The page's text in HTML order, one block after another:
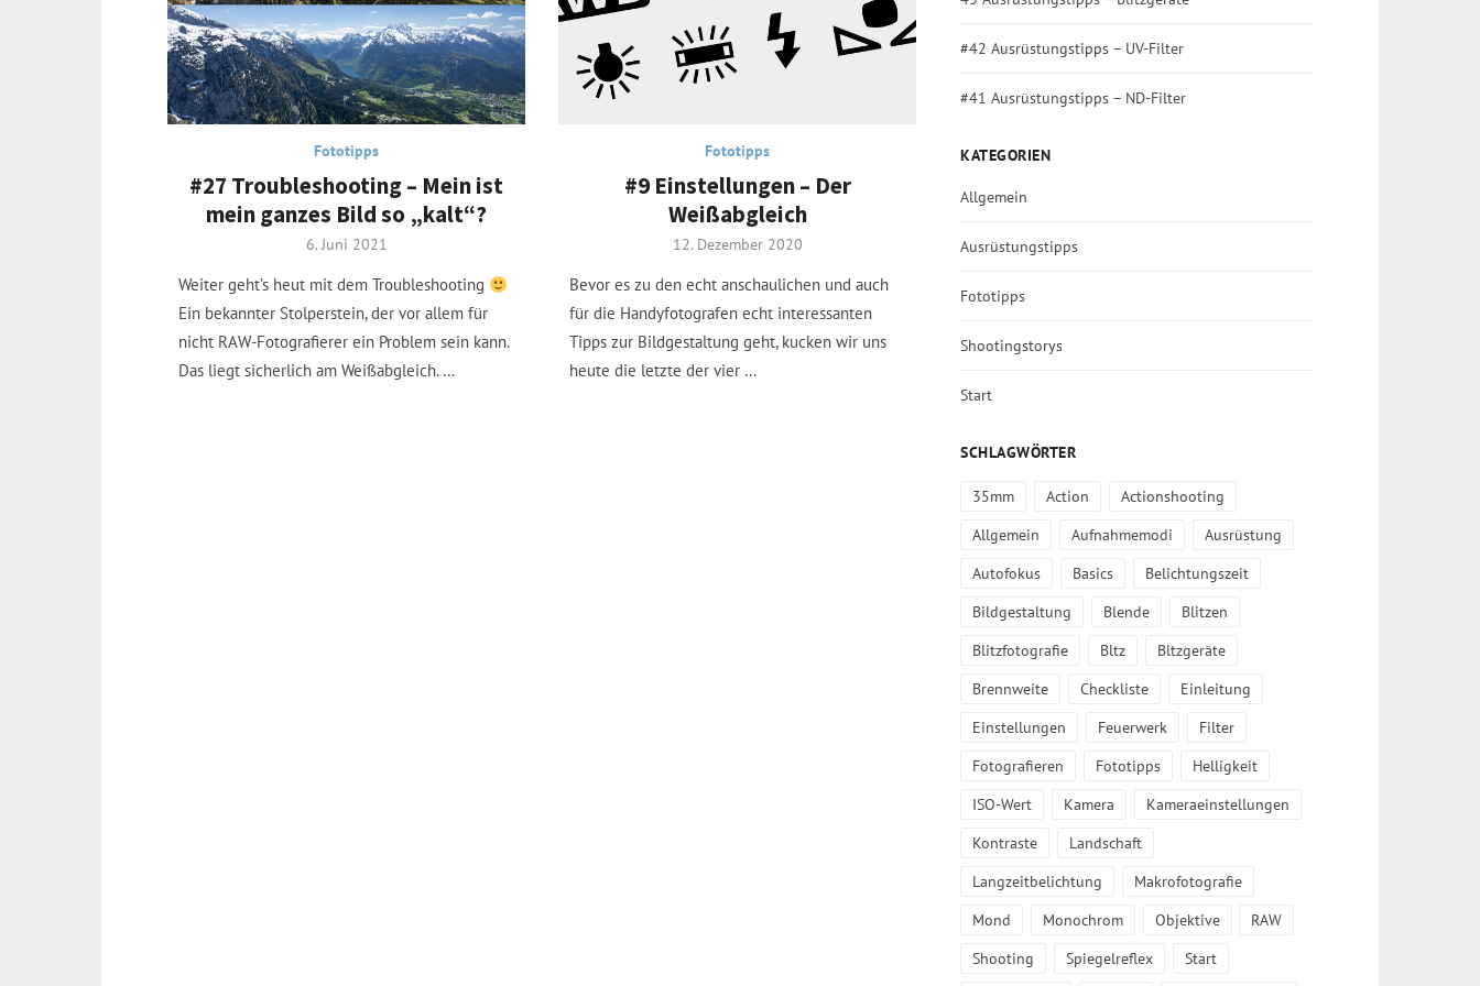
Fototipps
#27 Troubleshooting – Mein ist
mein ganzes Bild so „kalt“?
Posted
6. Juni 2021
Weiter geht’s heut mit dem Troubleshooting
Ein bekannter Stolperstein, der vor allem für
nicht RAW-Fotografierer ein Problem sein kann.
Das liegt sicherlich am Weißabgleich. …
Fototipps
#9 Einstellungen – Der
Weißabgleich
Posted
12. Dezember 2020
Bevor es zu den echt anschaulichen und auch
für die Handyfotografen echt interessanten
Tipps zur Bildgestaltung geht, kucken wir uns
heute die letzte der vier …
#42 Ausrüstungstipps – UV-Filter
#41 Ausrüstungstipps – ND-Filter
KATEGORIEN
Allgemein
Ausrüstungstipps
Fototipps
Shootingstorys
Start
SCHLAGWÖRTER
35mm Action
Actionshooting
Allgemein
Aufnahmemodi
Ausrüstung
Autofokus
Basics
Belichtungszeit
Bildgestaltung
Blende
Blitzen
Blitzfotografie
Bltz
Bltzgeräte
Brennweite
Checkliste
Einleitung
Einstellungen
Feuerwerk
Filter
Fotografieren
Fototipps
Helligkeit
ISO-Wert
Kamera
Kameraeinstellungen
Kontraste
Landschaft
Langzeitbelichtung
Makrofotografie
Mond
Monochrom Objektive
RAW
Shooting
Spiegelreflex Start